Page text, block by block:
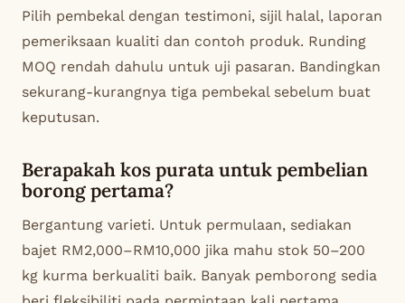
Pilih pembekal dengan testimoni, sijil halal, laporan
pemeriksaan kualiti dan contoh produk. Runding
MOQ rendah dahulu untuk uji pasaran. Bandingkan
sekurang-kurangnya tiga pembekal sebelum buat
keputusan.
Berapakah kos purata untuk pembelian
borong pertama?
Bergantung varieti. Untuk permulaan, sediakan
bajet RM2,000–RM10,000 jika mahu stok 50–200
kg kurma berkualiti baik. Banyak pemborong sedia